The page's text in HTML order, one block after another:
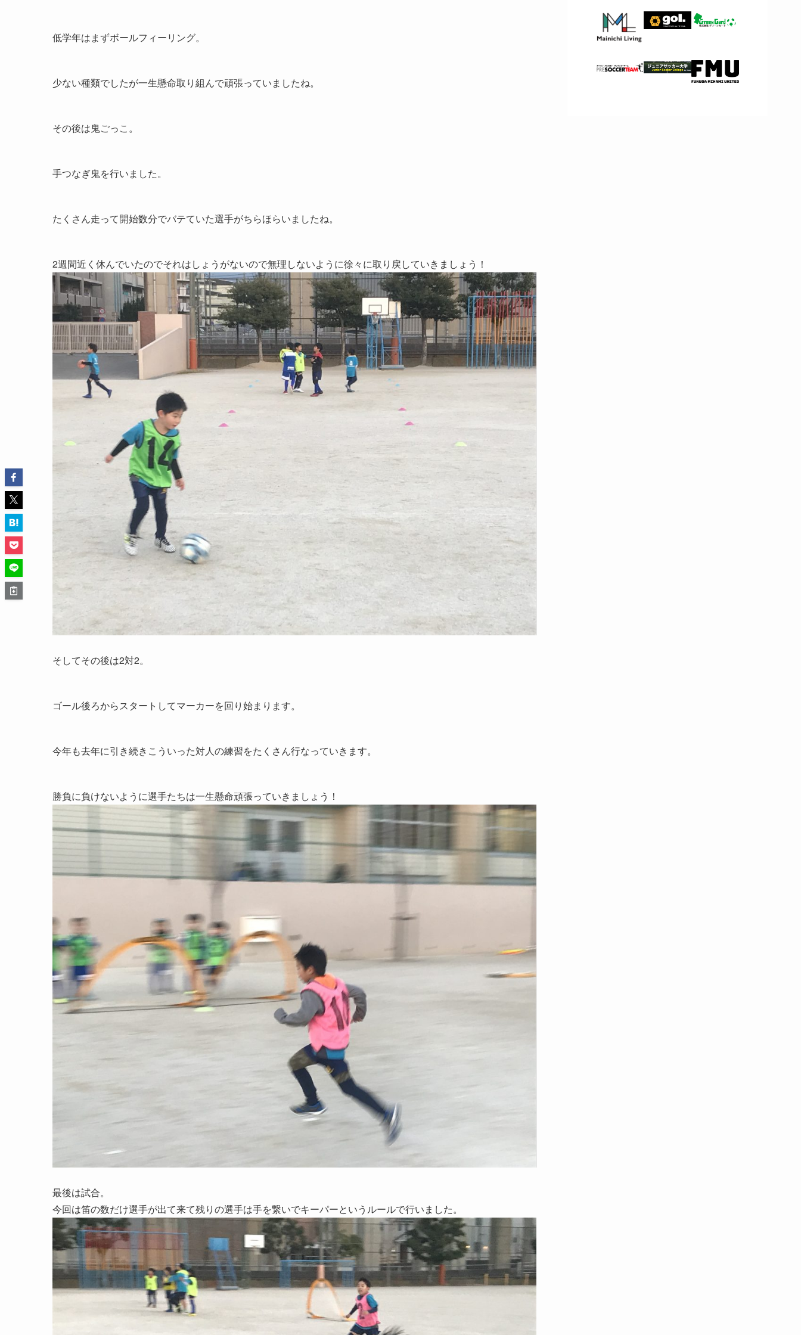
低学年はまずボールフィーリング。
少ない種類でしたが一生懸命取り組んで頑張っていましたね。
その後は鬼ごっこ。
手つなぎ鬼を行いました。
たくさん走って開始数分でバテていた選手がちらほらいましたね。
2週間近く休んでいたのでそれはしょうがないので無理しないように徐々に取り戻していきましょう！
そしてその後は2対2。
ゴール後ろからスタートしてマーカーを回り始まります。
今年も去年に引き続きこういった対人の練習をたくさん行なっていきます。
勝負に負けないように選手たちは一生懸命頑張っていきましょう！
最後は試合。
今回は笛の数だけ選手が出て来て残りの選手は手を繋いでキーパーというルールで行いました。